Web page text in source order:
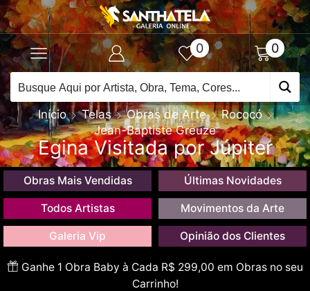
0 0
Início Telas Obras de Arte
Rococó
Jean-Baptiste Greuze
Egina Visitada por Júpiter
Obras Mais Vendidas Últimas Novidades
Todos Artistas Movimentos da Arte
Galeria Vip Opinião dos Clientes
Ganhe 1 Obra Baby à Cada R$ 299,00 em Obras no seu
Carrinho!